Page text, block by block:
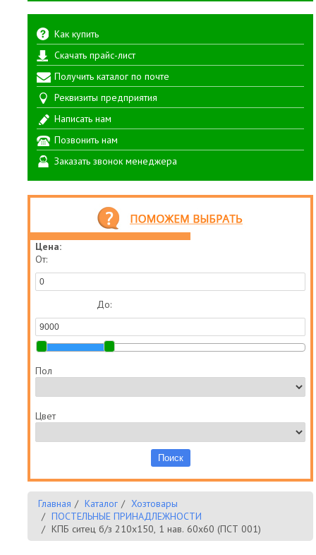
Как купить
Скачать прайс-лист
Получить каталог по почте
Реквизиты предприятия
Написать нам
Позвонить нам
Заказать звонок менеджера
Цена:
От:
До:
Пол
Цвет
Главная Каталог
Хозтовары
ПОСТЕЛЬНЫЕ ПРИНАДЛЕЖНОСТИ
КПБ ситец б/з 210х150, 1 нав. 60х60 (ПСТ 001)